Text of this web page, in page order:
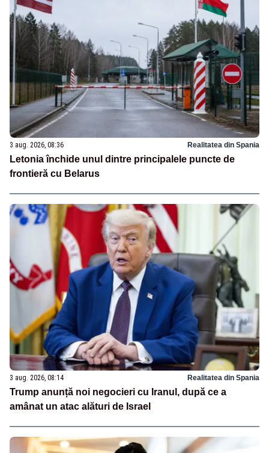
3 aug. 2026, 08:36 Realitatea din Spania
Letonia închide unul dintre principalele puncte de
frontieră cu Belarus
3 aug. 2026, 08:14 Realitatea din Spania
Trump anunță noi negocieri cu Iranul, după ce a
amânat un atac alături de Israel